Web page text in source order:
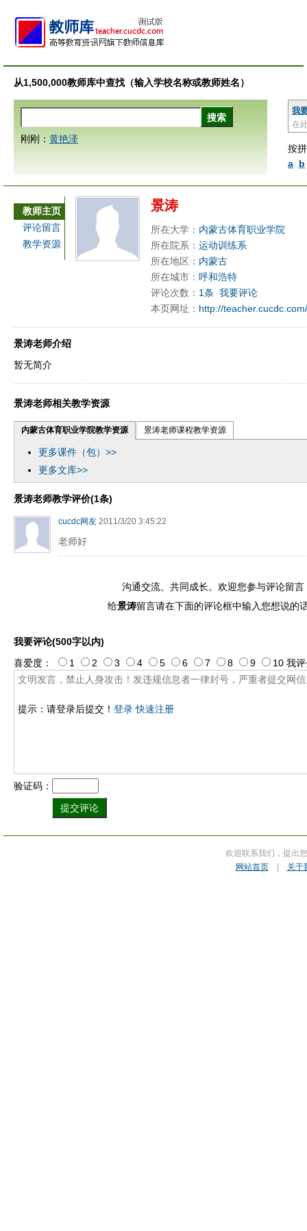
从1,500,000教师库中查找（输入学校名称或教师姓名）
我
在
按
a b
刚刚： 黄艳泽
教师主页
评论留言
教学资源
景涛
所在大学： 内蒙古体育职业学院
所在院系： 运动训练系
所在地区： 内蒙古
所在城市： 呼和浩特
评论次数： 1条 我要评论
本页网址： http://
景涛老师介绍
暂无简介
景涛老师相关教学资源
内蒙古体育职业学院教学资源 景涛老师课程教学资源
更多课件（包）>>
更多文库>>
景涛老师教学评价(1条)
cucdc网友 2011/3/20 3:45:22
老师好
沟通交流、共同成长。欢迎您参与评论留言
给景涛留言请在下面的评论框中输入您想说的
我要评论(500字以内)
提示：请登录后提交！ 登录 快速注册
喜爱度： 1 2 3 4 5 6 7 8 9 10 我评
验证码：
欢迎联系我们，提出
网站首页| 关于